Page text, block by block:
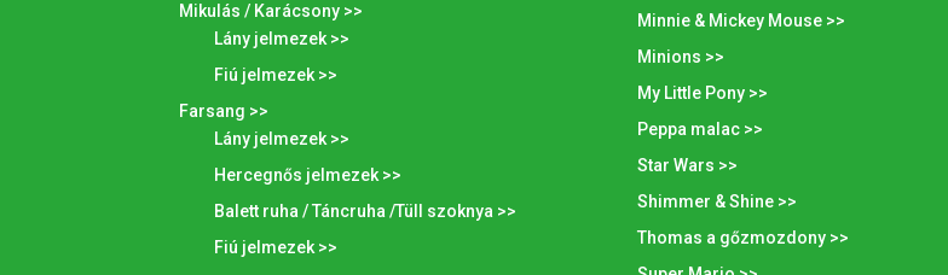
Mikulás / Karácsony >>
Lány jelmezek >>
Fiú jelmezek >>
Farsang >>
Lány jelmezek >>
Hercegnős jelmezek >>
Balett ruha / Táncruha /Tüll szoknya >>
Fiú jelmezek >>
Minnie & Mickey Mouse >>
Minions >>
My Little Pony >>
Peppa malac >>
Star Wars >>
Shimmer & Shine >>
Thomas a gőzmozdony >>